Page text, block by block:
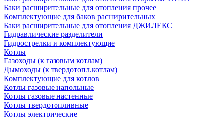
Баки расширительные для отопления прочее
Комплектующие для баков расширительных
Баки расширительные для отопления ДЖИЛЕКС
Гидравлические разделители
Гидрострелки и комплектующие
Котлы
Газоходы (к газовым котлам)
Дымоходы (к твердотопл.котлам)
Комплектующие для котлов
Котлы газовые напольные
Котлы газовые настенные
Котлы твердотопливные
Котлы электрические